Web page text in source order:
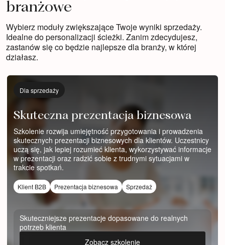
branżowe
Wybierz moduły zwiększające Twoje wyniki sprzedaży.
Idealne do personalizacji ścieżki. Zanim zdecydujesz,
zastanów się co będzie najlepsze dla branży, w której
działasz.
Dla sprzedaży
Skuteczna prezentacja biznesowa
Szkolenie rozwija umiejętność przygotowania i prowadzenia
skutecznych prezentacji biznesowych dla klientów. Uczestnicy
uczą się, jak lepiej rozumieć klienta, wykorzystywać informacje
w prezentacji oraz radzić sobie z trudnymi sytuacjami w
trakcie spotkań.
Klient B2B Prezentacja biznesowa Sprzedaż
Skuteczniejsze prezentacje dopasowane do realnych
potrzeb klienta
Zobacz szkolenie